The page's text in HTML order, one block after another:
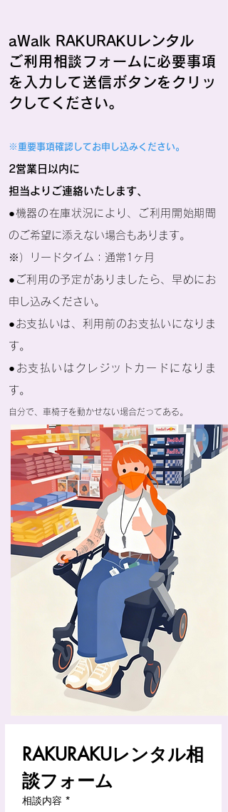
aWalk RAKURAKUレンタル
ご利用相談フォームに必要事項
を入力して送信ボタンをクリッ
クしてください。
※重要事項確認してお申し込みください。
2営業日以内に
担当よりご連絡いたします、
●機器の在庫状況により、ご利用開始期間
のご希望に添えない場合もあります。
※）リードタイム：通常1ヶ月
●ご利用の予定がありましたら、早めにお
申し込みください。
●お支払いは、利用前のお支払いになりま
す。
●お支払いはクレジットカードになりま
す。
自分で、車椅子を動かせない場合だってある。
RAKURAKUレンタル相
談フォーム
相談内容 *